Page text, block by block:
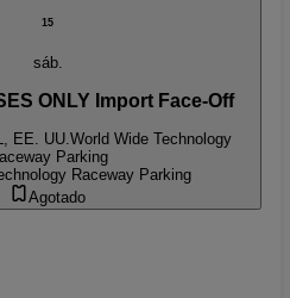
15
sáb.
ONLY Import Face-Off
EE. UU.World Wide Technology
Parking
Raceway Parking
Agotado